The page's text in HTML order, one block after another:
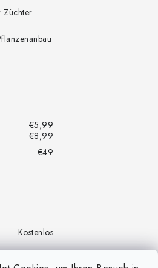
Züchter
€5,99
€8,99
€49
Kostenlos